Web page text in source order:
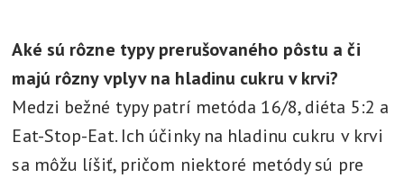
Aké sú rôzne typy prerušovaného pôstu a či
majú rôzny vplyv na hladinu cukru v krvi?
Medzi bežné typy patrí metóda 16/8, diéta 5:2 a
Eat-Stop-Eat. Ich účinky na hladinu cukru v krvi
sa môžu líšiť, pričom niektoré metódy sú pre